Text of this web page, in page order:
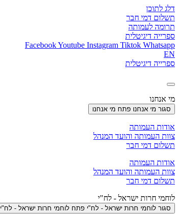
דלג לתוכן
תשלום דמי חבר
תרומה לעמותה
ספרייה דיגיטלית
FacebookYoutube Instagram Tiktok Whatsapp
EN
ספרייה דיגיטלית
מי אנחנו
סגור מי אנחנו פתח מי אנחנו
אודות העמותה
צוות העמותה והועד המנהל
תשלום דמי חבר
אודות העמותה
צוות העמותה והועד המנהל
תשלום דמי חבר
לוחמי חרות ישראל - לח"י
סגור לוחמי חרות ישראל - לח"י פתח לוחמי חרות ישראל - לח"י